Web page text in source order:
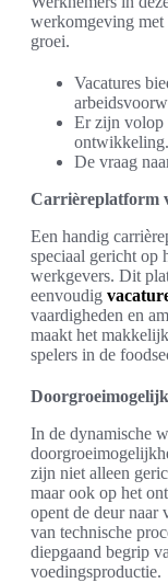
werkomgeving met
groei.
Vacatures
Er zijn volop
ontwikkeling.
De vraag
Carrièreplatform
Een handig
speciaal gericht op
werkgevers. Dit
eenvoudig
vaardigheden en
maakt het
spelers in de
In de dynamische
zijn niet alleen
maar ook op het
opent de deur naar
van technische
diepgaand begrip
voedingsproductie.